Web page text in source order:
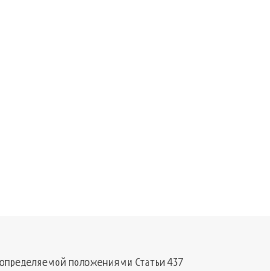
положениями Статьи 437